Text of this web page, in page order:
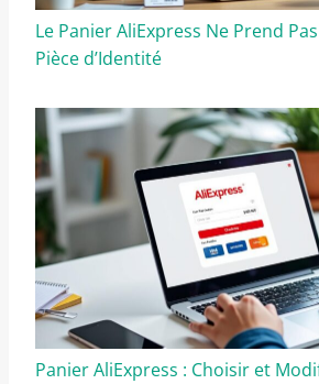
Le Panier AliExpress Ne Prend
Pièce d’Identité
Panier AliExpress : Choisir et